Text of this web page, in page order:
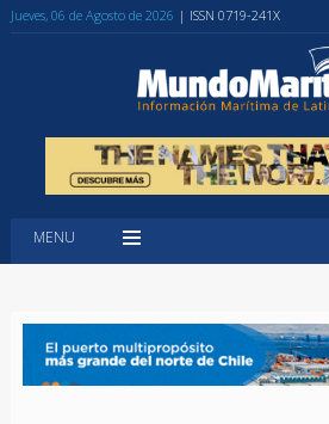
Jueves, 06 de Agosto de 2026 | ISSN 0719-241X
MENU